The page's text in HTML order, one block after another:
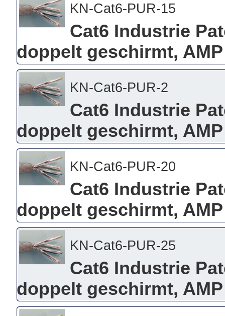
KN-Cat6-PUR-15
Cat6 Industrie
doppelt geschirmt,
KN-Cat6-PUR-2
Cat6 Industrie
doppelt geschirmt,
KN-Cat6-PUR-20
Cat6 Industrie
doppelt geschirmt,
KN-Cat6-PUR-25
Cat6 Industrie
doppelt geschirmt,